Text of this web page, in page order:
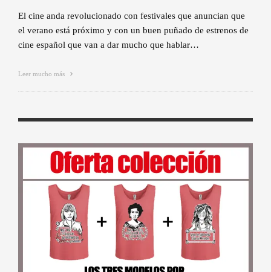
El cine anda revolucionado con festivales que anuncian que
el verano está próximo y con un buen puñado de estrenos de
cine español que van a dar mucho que hablar…
Leer mucho más